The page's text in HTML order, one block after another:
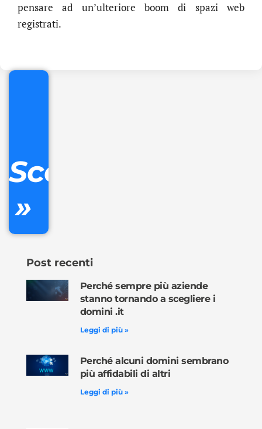
pensare ad un’ulteriore boom di spazi web
registrati.
Scopri
»
.online
Post recenti
Perché sempre più aziende
stanno tornando a scegliere i
domini .it
Leggi di più »
Perché alcuni domini sembrano
più affidabili di altri
Leggi di più »